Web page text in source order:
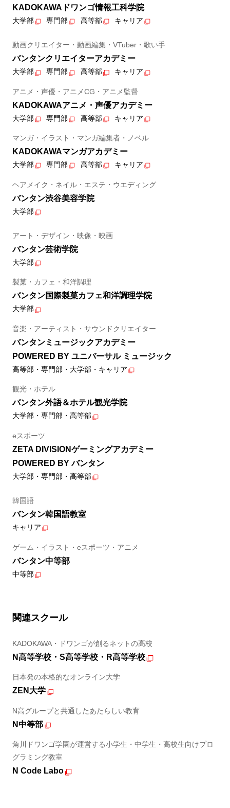
KADOKAWAドワンゴ情報工科学院
大学部 専門部 高等部 キャリア
動画クリエイター・動画編集・VTuber・歌い手
バンタンクリエイターアカデミー
大学部 専門部 高等部 キャリア
アニメ・声優・アニメCG・アニメ監督
KADOKAWAアニメ・声優アカデミー
大学部 専門部 高等部 キャリア
マンガ・イラスト・マンガ編集者・ノベル
KADOKAWAマンガアカデミー
大学部 専門部 高等部 キャリア
ヘアメイク・ネイル・エステ・ウエディング
バンタン渋谷美容学院
大学部
アート・デザイン・映像・映画
バンタン芸術学院
大学部
製菓・カフェ・和洋調理
バンタン国際製菓カフェ和洋調理学院
大学部
音楽・アーティスト・サウンドクリエイター
バンタンミュージックアカデミー
POWERED BY ユニバーサル ミュージック
高等部・専門部・大学部・キャリア
観光・ホテル
バンタン外語＆ホテル観光学院
大学部・専門部・高等部
eスポーツ
ZETA DIVISIONゲーミングアカデミー
POWERED BY バンタン
大学部・専門部・高等部
韓国語
バンタン韓国語教室
キャリア
ゲーム・イラスト・eスポーツ・アニメ
バンタン中等部
中等部
関連スクール
KADOKAWA・ドワンゴが創るネットの高校
N高等学校・S高等学校・R高等学校
日本発の本格的なオンライン大学
ZEN大学
N高グループと共通したあたらしい教育
N中等部
角川ドワンゴ学園が運営する小学生・中学生・高校生向けプロ
グラミング教室
N Code Labo